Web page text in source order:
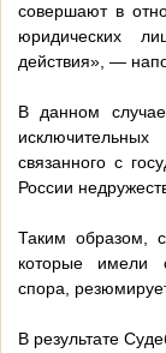
совершают в
юридических
действия», —
В данном
связанного с
России
Таким образом,
которые имели
спора,
В результате